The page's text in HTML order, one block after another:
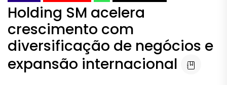
Holding SM acelera
crescimento com
diversificação de negócios e
expansão internacional